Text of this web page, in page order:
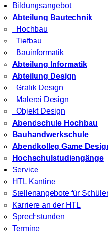
Bildungsangebot
Abteilung Bautechnik
Hochbau
Tiefbau
Bauinformatik
Abteilung Informatik
Abteilung Design
Grafik Design
Malerei Design
Objekt Design
Abendschule Hochbau
Bauhandwerkschule
Abendkolleg Game
Hochschulstudiengänge
Service
HTL Kantine
Stellenangebote für
Karriere an der HTL
Sprechstunden
Termine